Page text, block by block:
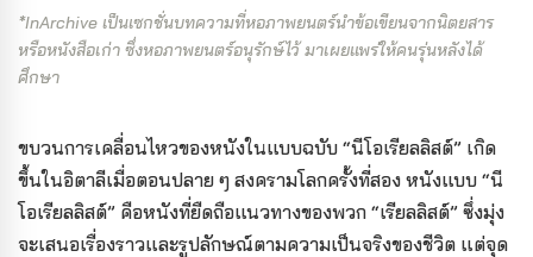
*InArchive เป็นเซกชั่นบทความที่หอภาพยนตร์นำข้อเขียนจากนิตยสาร
หรือหนังสือเก่า ซึ่งหอภาพยนตร์อนุรักษ์ไว้ มาเผยแพร่ให้คนรุ่นหลังได้
ศึกษา
ขบวนการเคลื่อนไหวของหนังในแบบฉบับ “นีโอเรียลลิสต์” เกิด
ขึ้นในอิตาลีเมื่อตอนปลาย ๆ สงครามโลกครั้งที่สอง หนังแบบ “นี
โอเรียลลิสต์” คือหนังที่ยืดถือแนวทางของพวก “เรียลลิสต์” ซึ่งมุ่ง
จะเสนอเรื่องราวและรูปลักษณ์ตามความเป็นจริงของชีวิต แต่จุด